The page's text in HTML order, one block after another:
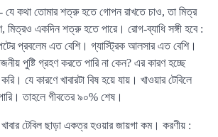
যে কথা তোমার শত্রু হতে গোপন রাখতে চাও, তা মিত্র
একদিন শত্রু হতে পারে। রোগ-ব্যাধি সঙ্গী হবে :
প্রবলেম এত বেশি। গ্যাস্ট্রিক আলসার এত বেশি।
পুষ্টি গ্রহণ করতে পারি না কেন? এর কারণ হচ্ছে
করি। যে কারণে খাবারটা বিষ হয়ে যায়। খাওয়ার টেবিলে
তাহলে গীবতের ৯০% শেষ।
টেবিল ছাড়া একত্র হওয়ার জায়গা কম। করণীয় :